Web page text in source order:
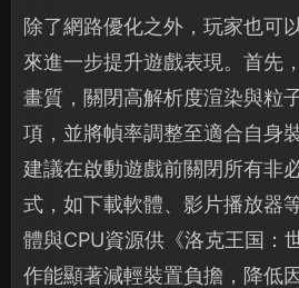
除了網路優化之外，玩家也可
來進一步提升遊戲表現。首先
畫質，關閉高解析度渲染與粒
項，並將幀率調整至適合自身
建議在啟動遊戲前關閉所有非
式，如下載軟體、影片播放器
體與CPU資源供《洛克王国：
作能顯著減輕裝置負擔，降低